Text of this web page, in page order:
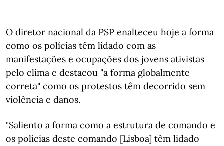
O diretor nacional da PSP enalteceu hoje a forma
como os polícias têm lidado com as
manifestações e ocupações dos jovens ativistas
pelo clima e destacou "a forma globalmente
correta" como os protestos têm decorrido sem
violência e danos.
"Saliento a forma como a estrutura de comando e
os polícias deste comando [Lisboa] têm lidado